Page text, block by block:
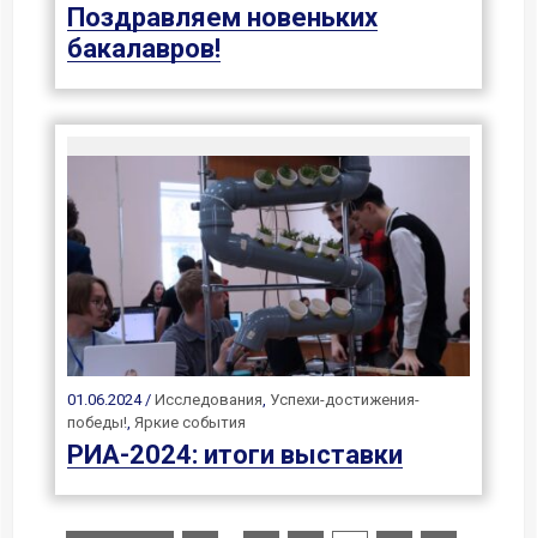
Поздравляем новеньких
бакалавров!
01.06.2024 / Исследования Успехи-достижения-
победы! Яркие события
РИА-2024: итоги выставки